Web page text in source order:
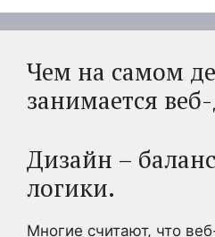
Чем на самом
занимается
Дизайн –
логики.
Многие считают, что